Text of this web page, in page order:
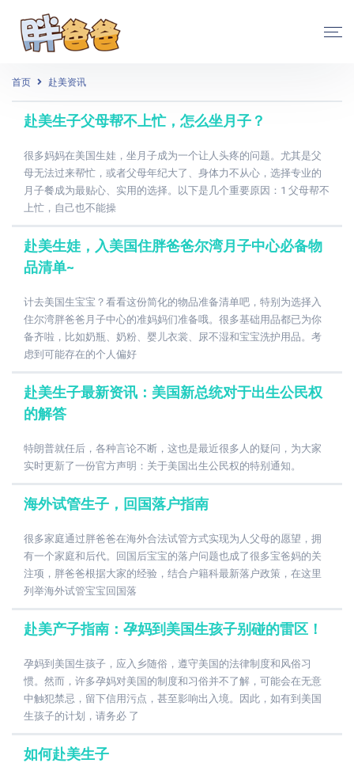
首页 赴美资讯
赴美生子父母帮不上忙，怎么坐月子？
很多妈妈在美国生娃，坐月子成为一个让人头疼的问题。尤其是父
母无法过来帮忙，或者父母年纪大了、身体力不从心，选择专业的
月子餐成为最贴心、实用的选择。以下是几个重要原因：1 父母帮不
上忙，自己也不能操
赴美生娃，入美国住胖爸爸尔湾月子中心必备物
品清单~
计去美国生宝宝？看看这份简化的物品准备清单吧，特别为选择入
住尔湾胖爸爸月子中心的准妈妈们准备哦。很多基础用品都已为你
备齐啦，比如奶瓶、奶粉、婴儿衣裳、尿不湿和宝宝洗护用品。考
虑到可能存在的个人偏好
赴美生子最新资讯：美国新总统对于出生公民权
的解答
特朗普就任后，各种言论不断，这也是最近很多人的疑问，为大家
实时更新了一份官方声明：关于美国出生公民权的特别通知。
海外试管生子，回国落户指南
很多家庭通过胖爸爸在海外合法试管方式实现为人父母的愿望，拥
有一个家庭和后代。回国后宝宝的落户问题也成了很多宝爸妈的关
注项，胖爸爸根据大家的经验，结合户籍科最新落户政策，在这里
列举海外试管宝宝回国落
赴美产子指南：孕妈到美国生孩子别碰的雷区！
孕妈到美国生孩子，应入乡随俗，遵守美国的法律制度和风俗习
惯。然而，许多孕妈对美国的制度和习俗并不了解，可能会在无意
中触犯禁忌，留下信用污点，甚至影响出入境。因此，如有到美国
生孩子的计划，请务必 了
如何赴美生子